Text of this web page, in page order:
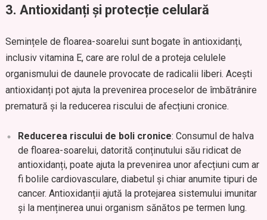
3. Antioxidanți și protecție celulară
Semințele de floarea-soarelui sunt bogate în antioxidanți,
inclusiv vitamina E, care are rolul de a proteja celulele
organismului de daunele provocate de radicalii liberi. Acești
antioxidanți pot ajuta la prevenirea proceselor de îmbătrânire
prematură și la reducerea riscului de afecțiuni cronice.
Reducerea riscului de boli cronice: Consumul de halva
de floarea-soarelui, datorită conținutului său ridicat de
antioxidanți, poate ajuta la prevenirea unor afecțiuni cum ar
fi bolile cardiovasculare, diabetul și chiar anumite tipuri de
cancer. Antioxidanții ajută la protejarea sistemului imunitar
și la menținerea unui organism sănătos pe termen lung.